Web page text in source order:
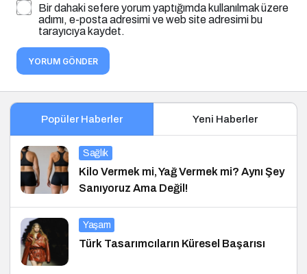
Bir dahaki sefere yorum yaptığımda kullanılmak üzere
adımı, e-posta adresimi ve web site adresimi bu
tarayıcıya kaydet.
YORUM GÖNDER
Popüler Haberler Yeni Haberler
Sağlık
Kilo Vermek mi, Yağ Vermek mi? Aynı Şey
Sanıyoruz Ama Değil!
Yaşam
Türk Tasarımcıların Küresel Başarısı